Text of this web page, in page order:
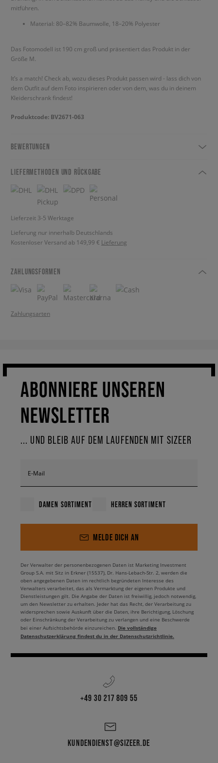
mitführen.
Material: 80–82% Baumwolle, 18–20% Polyester
Das Fotomodell ist 190 cm groß und präsentiert das Produkt in der
Größe M.
It’s a match! Check ab, wozu dieses Produkt passen wird - lass dich von
dem Outfit auf dem Foto inspirieren oder von dem, was du in deinem
Kleiderschrank findest!
Produktcode: BV2671-063
BEWERTUNGEN
LIEFERMETHODEN UND RÜCKGABE
Lieferzeit 3-5 Werktage
Lieferung nur innerhalb Deutschlands
Kostenloser Versand ab 149,99 € Lieferung
ZAHLUNGSFORMEN
Zahlungsarten
ABONNIERE UNSEREN
NEWSLETTER
... UND BLEIB AUF DEM LAUFENDEN MIT SIZEER
E-Mail
DAMEN SORTIMENT HERREN SORTIMENT
MELDE DICH AN
Der Verwalter der personenbezogenen Daten ist Marketing Investment
Group S.A. mit Sitz in Erkner (15537), Dr. Hans-Lebach-Str. 2, werden die
oben angegebenen Daten im rechtlich begründeten Interesse des
Verwalters verarbeitet, das als Vermarktung der eigenen Produkte und
Dienstleistungen gilt. Die Angabe der Daten ist freiwillig, jedoch notwendig,
um den Newsletter zu erhalten. Jeder hat das Recht, der Verarbeitung zu
widersprechen sowie Auskunft über die Daten, ihre Berichtigung, Löschung
oder Einschränkung der Verarbeitung zu verlangen und eine Beschwerde
bei einer Aufsichtsbehörde einzureichen. Die vollständige
Datenschutzerklärung findest du in der Datenschutzrichtlinie.
+49 30 217 809 55
KUNDENDIENST@SIZEER.DE